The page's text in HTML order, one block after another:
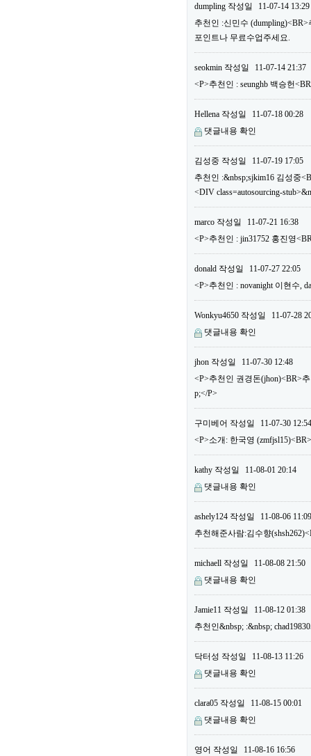
dumpling 작성일
11-07-14 13:29
추천인 :신민수
포인트나 무료수업주세요.
seokmin 작성일
11-07-14 21:37
<P>추천인 : seunghb 백승헌
Hellena 작성일
11-07-18 00:28
댓글내용 확인
김성중 작성일
11-07-19 17:05
추천인 :&nbsp;sjkim16 김성중
<DIV class=autosourcing-
marco 작성일
11-07-21 16:38
<P>추천인 : jin31752 홍진영
donald 작성일
11-07-27 22:05
<P>추천인 : novanight 이현수,
Wonkyu4650 작성일
11-07-28
댓글내용 확인
jhon 작성일
11-07-30 12:48
<P>추천인 권경돈(jhon)<BR>
p;</P>
구미베어 작성일
11-07-30 12:54
<P>소개: 한국영
kathy 작성일
11-08-01 20:14
댓글내용 확인
ashely124 작성일
11-08-06 11:09
추천해준사람:김수향
michaell 작성일
11-08-08 21:50
댓글내용 확인
Jamie11 작성일
11-08-12 01:38
추천인&nbsp; :&nbsp;
닥터성 작성일
11-08-13 11:26
댓글내용 확인
clara05 작성일
11-08-15 00:01
댓글내용 확인
영어 작성일 11-08-16 16:56